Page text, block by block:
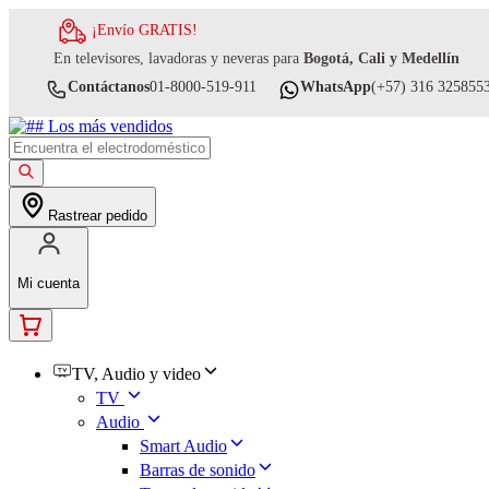
¡Envío GRATIS!
En televisores, lavadoras y neveras para Bogotá, Cali y Medellín
Contáctanos01-8000-519-911 WhatsApp(+57) 316
Rastrear pedido
Mi cuenta
TV, Audio y video
TV
Audio
Smart Audio
Barras de sonido